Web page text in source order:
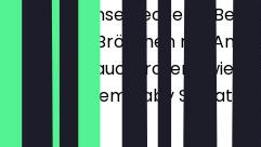
Teriyaki: Unser leckerer Best
im Sesam Brötchen mit
Teriyaki-Sauce, roten
und leckerem Baby Spinat.